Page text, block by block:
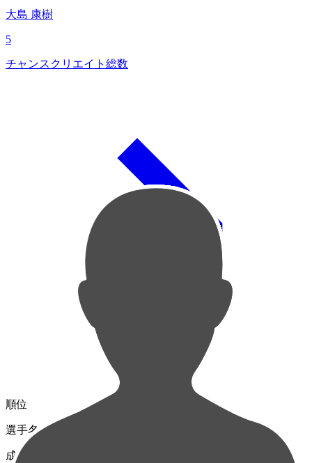
大島 康樹
5
チャンスクリエイト総数
順位
選手名
成績